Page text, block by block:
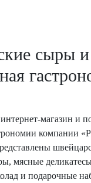
сыры и
магазин и
компании
мясные
и подарочные